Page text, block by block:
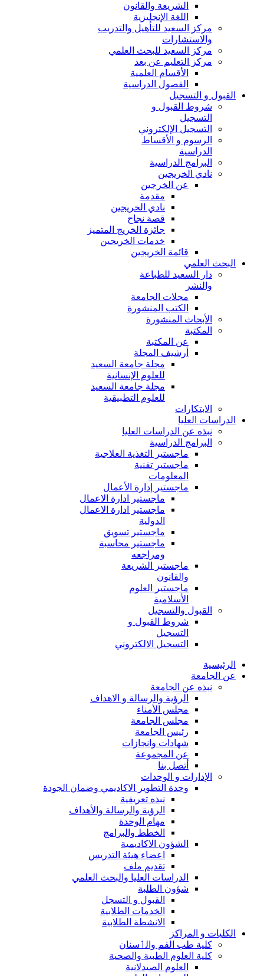
الشريعة والقانون
اللغة الإنجليزية
مركز السعيد للتأهيل والتدريب
والاستشارات
مركز السعيد للبحث العلمي
مركز التعليم عن بعد
الأقسام العلمية
الفصول الدراسية
القبول و التسجيل
شروط القبول و
التسجيل
التسجيل الإلكتروني
الرسوم و الأقساط
الدراسية
البرامج الدراسية
نادي الخريجين
عن الخرجين
مقدمة
نادي الخريجين
قصة نجاح
جائزة الخريج المتميز
خدمات الخريجين
قائمة الخريجين
البحث العلمي
دار السعيد للطباعة
والنشر
مجلات الجامعة
الكتب المنشورة
الأبحاث المنشورة
المكتبة
عن المكتبة
أرشيف المجلة
مجلة جامعة السعيد
للعلوم الإنسانية
مجلة جامعة السعيد
للعلوم التطبيقية
الابتكارات
الدراسات العليا
نبذه عن الدراسات العليا
البرامج الدراسية
ماجستير التغذية العلاجية
ماجستير تقنية
المعلومات
ماجستير إدارة الأعمال
ماجستير ادارة الاعمال
ماجستير ادارة الاعمال
الدولية
ماجستير تسويق
ماجستير محاسبة
ومراجعه
ماجستير الشريعة
والقانون
ماجستير العلوم
الأسلامية
القبول والتسجيل
شروط القبول و
التسجيل
التسجيل الالكتروني
الرئيسية
عن الجامعة
نبذه عن الجامعة
الرؤية والرسالة و الاهداف
مجلس الأمناء
مجلس الجامعة
رئيس الجامعة
شهادات وانجازات
عن المجموعة
أتصل بنا
الإدارات و الوحدات
وحدة التطوير الاكاديمي وضمان الجودة
نبذه تعريفية
الرؤية والرسالة والأهداف
مهام الوحدة
الخطط والبرامج
الشؤون الاكاديمية
اعضاء هيئة التدريس
تقديم ملف
الدراسات العليا والبحث العلمي
شؤون الطلبة
القبول و التسجل
الخدمات الطلابية
الانشطة الطلابية
الكليات و المراكز
كلية طب الفم والٲسنان
كلية العلوم الطبية والصحية
العلوم الصيدلانية